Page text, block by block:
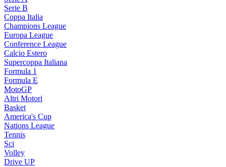
Serie B
Coppa Italia
Champions League
Europa League
Conference League
Calcio Estero
Supercoppa Italiana
Formula 1
Formula E
MotoGP
Altri Motori
Basket
America's Cup
Nations League
Tennis
Sci
Volley
Drive UP